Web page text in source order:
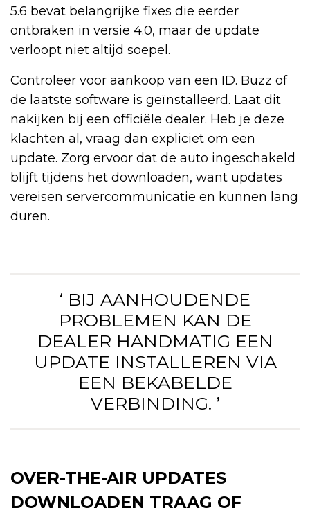
5.6 bevat belangrijke fixes die eerder
ontbraken in versie 4.0, maar de update
verloopt niet altijd soepel.
Controleer voor aankoop van een ID. Buzz of
de laatste software is geïnstalleerd. Laat dit
nakijken bij een officiële dealer. Heb je deze
klachten al, vraag dan expliciet om een
update. Zorg ervoor dat de auto ingeschakeld
blijft tijdens het downloaden, want updates
vereisen servercommunicatie en kunnen lang
duren.
‘ BIJ AANHOUDENDE
PROBLEMEN KAN DE
DEALER HANDMATIG EEN
UPDATE INSTALLEREN VIA
EEN BEKABELDE
VERBINDING. ’
OVER-THE-AIR UPDATES
DOWNLOADEN TRAAG OF